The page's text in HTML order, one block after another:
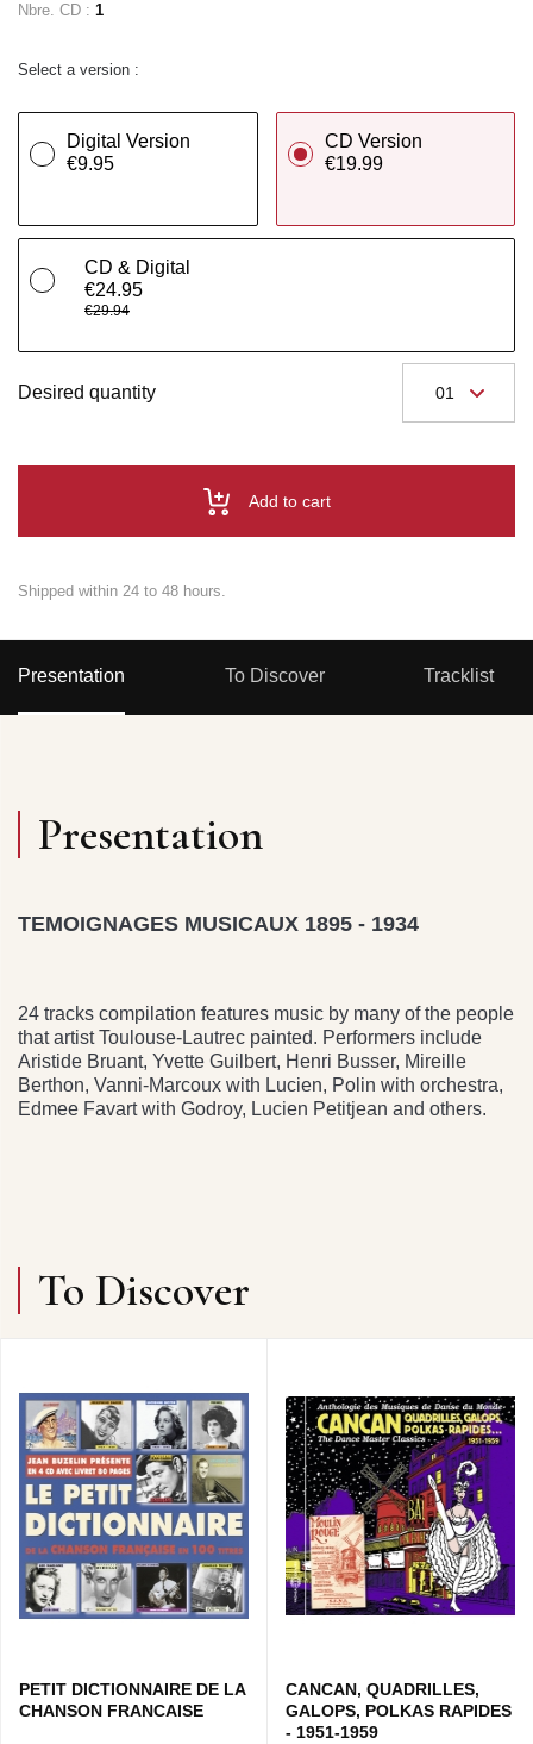
Nbre. CD : 1
Select a version :
Digital Version
€9.95
CD Version
€19.99
CD & Digital
€24.95
€29.94
Desired quantity
Add to cart
Shipped within 24 to 48 hours.
Presentation To Discover Tracklist
Presentation
TEMOIGNAGES MUSICAUX 1895 - 1934
24 tracks compilation features music by many of the people
that artist Toulouse-Lautrec painted. Performers include
Aristide Bruant, Yvette Guilbert, Henri Busser, Mireille
Berthon, Vanni-Marcoux with Lucien, Polin with orchestra,
Edmee Favart with Godroy, Lucien Petitjean and others.
To Discover
PETIT DICTIONNAIRE DE LA
CHANSON FRANCAISE
CANCAN, QUADRILLES,
GALOPS, POLKAS RAPIDES
- 1951-1959